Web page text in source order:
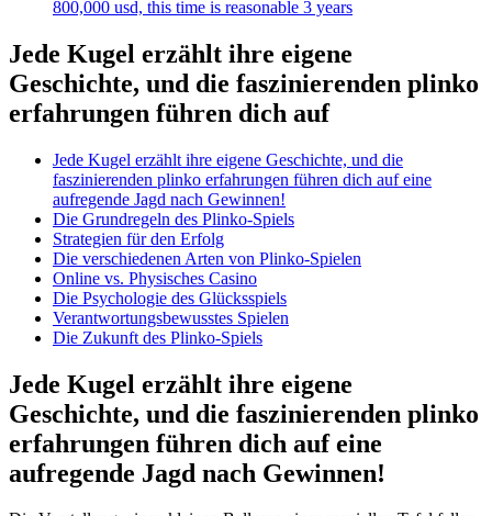
800,000 usd, this time is reasonable 3 years
Jede Kugel erzählt ihre eigene
Geschichte, und die faszinierenden plinko
erfahrungen führen dich auf
Jede Kugel erzählt ihre eigene Geschichte, und die
faszinierenden plinko erfahrungen führen dich auf eine
aufregende Jagd nach Gewinnen!
Die Grundregeln des Plinko-Spiels
Strategien für den Erfolg
Die verschiedenen Arten von Plinko-Spielen
Online vs. Physisches Casino
Die Psychologie des Glücksspiels
Verantwortungsbewusstes Spielen
Die Zukunft des Plinko-Spiels
Jede Kugel erzählt ihre eigene
Geschichte, und die faszinierenden plinko
erfahrungen führen dich auf eine
aufregende Jagd nach Gewinnen!